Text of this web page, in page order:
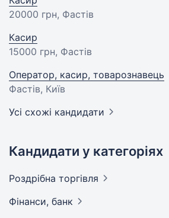
20000 грн, Фастів
Касир
15000 грн, Фастів
Оператор, касир, товарознавець
Фастів, Київ
Усі схожі кандидати
Кандидати у категоріях
Роздрібна торгівля
Фінанси, банк